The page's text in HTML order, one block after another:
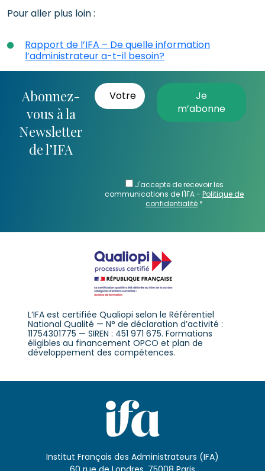
Pour aller plus loin :
Rapport de l’IFA – De quelle information
l’administrateur a-t-il besoin?
Abonnez-
vous à la
Newsletter
de l’IFA
J'accepte de recevoir les
communications de l'IFA -Politique de
confidentialité *
L’IFA est certifiée Qualiopi selon le Référentiel
National Qualité — N° de déclaration d’activité :
11754301775 — SIREN : 451 971 675. Formations
éligibles au financement OPCO et plan de
développement des compétences.
Institut Français des Administrateurs (IFA)